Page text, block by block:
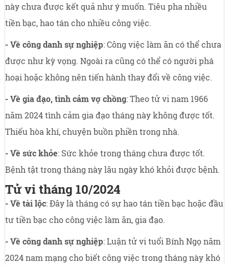
này chưa được kết quả như ý muốn. Tiêu pha nhiều
tiền bạc, hao tán cho nhiều công việc.
- Về công danh sự nghiệp: Công việc làm ăn có thể chưa
được như kỳ vọng. Ngoài ra cũng có thể có người phá
hoại hoặc không nên tiến hành thay đổi về công việc.
- Về gia đạo, tình cảm vợ chồng: Theo tử vi nam 1966
năm 2024 tình cảm gia đạo tháng này không được tốt.
Thiếu hòa khí, chuyện buồn phiền trong nhà.
- Về sức khỏe: Sức khỏe trong tháng chưa được tốt.
Bệnh tật trong tháng này lâu ngày khó khỏi được bệnh.
Tử vi tháng 10/2024
- Về tài lộc: Đây là tháng có sự hao tán tiền bạc hoặc đầu
tư tiền bạc cho công việc làm ăn, gia đạo.
- Về công danh sự nghiệp: Luận tử vi tuổi Bính Ngọ năm
2024 nam mạng cho biết công việc trong tháng này khó